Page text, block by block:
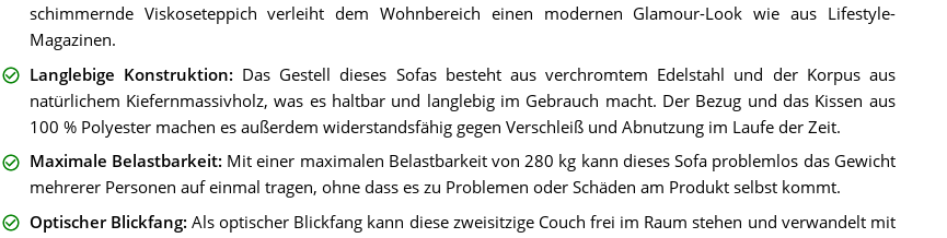
schimmernde Viskoseteppich verleiht dem Wohnbereich einen modernen Glamour-Look wie aus Lifestyle-
Magazinen.
Langlebige Konstruktion: Das Gestell dieses Sofas besteht aus verchromtem Edelstahl und der Korpus aus
natürlichem Kiefernmassivholz, was es haltbar und langlebig im Gebrauch macht. Der Bezug und das Kissen aus
100 % Polyester machen es außerdem widerstandsfähig gegen Verschleiß und Abnutzung im Laufe der Zeit.
Maximale Belastbarkeit: Mit einer maximalen Belastbarkeit von 280 kg kann dieses Sofa problemlos das Gewicht
mehrerer Personen auf einmal tragen, ohne dass es zu Problemen oder Schäden am Produkt selbst kommt.
Optischer Blickfang:Als optischer Blickfang kann diese zweisitzige Couch frei im Raum stehen und verwandelt mit